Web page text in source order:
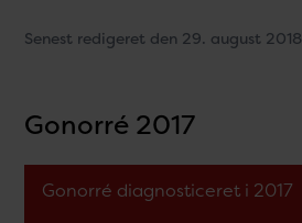
Senest redigeret den 29. august 2018
Gonorré 2017
Gonorré diagnosticeret i 2017